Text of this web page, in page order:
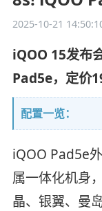
2025-10-21
iQOO 15发布
Pad5e，定价
配置一览：
iQOO Pad5e
属一体化机身
晶、银翼、曼